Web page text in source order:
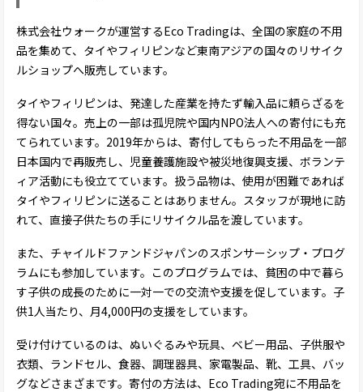
株式会社ウォークが運営するEco Tradingは、全国の家庭の不用
品を集めて、タイやフィリピンなど東南アジアの国々のリサイク
ルショップへ販売しています。
タイやフィリピンは、発達した産業を持たず輸入品に頼らざるを
得ない国々。売上の一部は孤児院や国内NPO法人への寄付にも充
てられています。2019年からは、寄付してもらった不用品を一部
日本国内で再販売し、児童養護施設や被災地復興支援、ボランテ
ィア活動にも役立てています。扱う品物は、使用が困難であれば
タイやフィリピンに送ることはありません。スタッフが現地に訪
れて、直接子供たちの手にリサイクル品を渡しています。
また、チャイルドファンドジャパンのスポンサーシップ・プログ
ラムにも参加しています。このプログラムでは、貧困の中で暮ら
す子供の成長のために一対一での交流や支援を促しています。子
供1人当たり、月4,000円の支援をしています。
受け付けているのは、ぬいぐるみや玩具、ベビー用品、子供服や
衣類、ランドセル、食器、調理器具、家電製品、靴、工具、バッ
グなどさまざまです。寄付の方法は、Eco Trading宛に不用品を